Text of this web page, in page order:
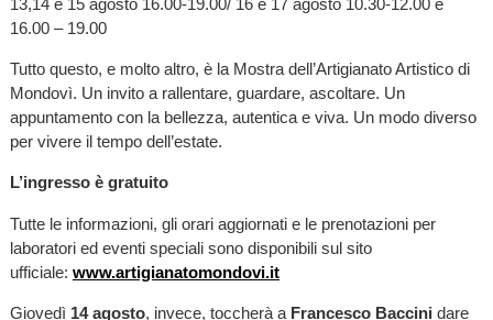
13,14 e 15 agosto 16.00-19.00/ 16 e 17 agosto 10.30-12.00 e
16.00 – 19.00
Tutto questo, e molto altro, è la Mostra dell’Artigianato Artistico di
Mondovì. Un invito a rallentare, guardare, ascoltare. Un
appuntamento con la bellezza, autentica e viva. Un modo diverso
per vivere il tempo dell’estate.
L’ingresso è gratuito
Tutte le informazioni, gli orari aggiornati e le prenotazioni per
laboratori ed eventi speciali sono disponibili sul sito
ufficiale: www.artigianatomondovi.it
Giovedì 14 agosto, invece, toccherà a Francesco Baccini dare